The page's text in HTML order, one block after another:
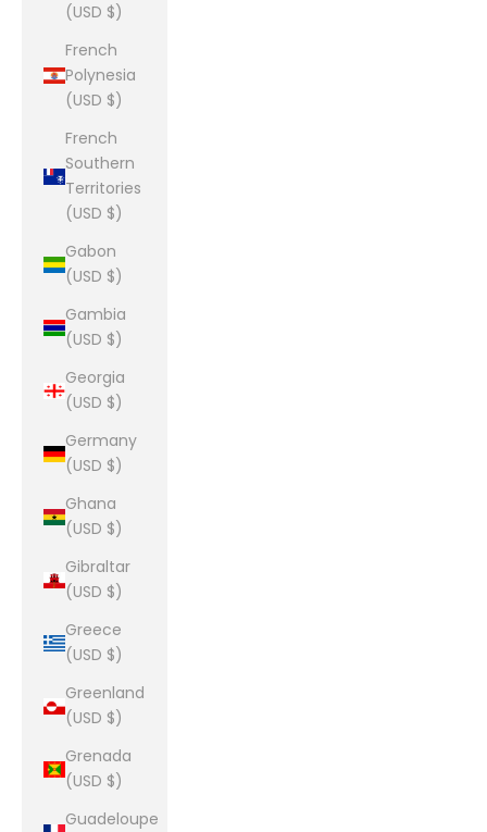
(USD $)
French
Polynesia
(USD $)
French
Southern
Territories
(USD $)
Gabon
(USD $)
Gambia
(USD $)
Georgia
(USD $)
Germany
(USD $)
Ghana
(USD $)
Gibraltar
(USD $)
Greece
(USD $)
Greenland
(USD $)
Grenada
(USD $)
Guadeloupe